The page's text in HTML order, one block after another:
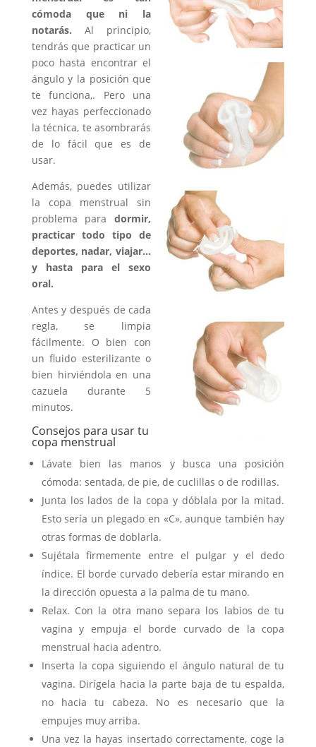
cómoda que ni la
notarás. Al principio,
tendrás que practicar un
poco hasta encontrar el
ángulo y la posición que
te funciona,. Pero una
vez hayas perfeccionado
la técnica, te asombrarás
de lo fácil que es de
usar.
Además, puedes utilizar
la copa menstrual sin
problema paradormir,
practicar todo tipo de
deportes, nadar, viajar…
y hasta para el sexo
oral.
Antes y después de cada
regla, se limpia
fácilmente. O bien con
un fluido esterilizante o
bien hirviéndola en una
cazuela durante 5
minutos.
Consejos para usar tu
copa menstrual
Lávate bien las manos y busca una posición
cómoda: sentada, de pie, de cuclillas o de rodillas.
Junta los lados de la copa y dóblala por la mitad.
Esto sería un plegado en «C», aunque también hay
otras formas de doblarla.
Sujétala firmemente entre el pulgar y el dedo
índice. El borde curvado debería estar mirando en
la dirección opuesta a la palma de tu mano.
Relax. Con la otra mano separa los labios de tu
vagina y empuja el borde curvado de la copa
menstrual hacia adentro.
Inserta la copa siguiendo el ángulo natural de tu
vagina. Dirígela hacia la parte baja de tu espalda,
no hacia tu cabeza. No es necesario que la
empujes muy arriba.
Una vez la hayas insertado correctamente, coge la